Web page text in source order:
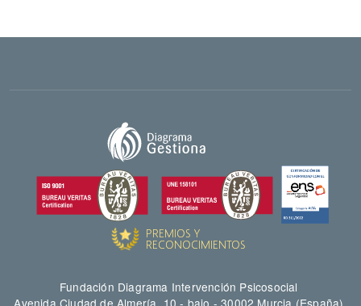
Fundación Diagrama Intervención Psicosocial
Avenida Ciudad de Almería, 10 - bajo - 30002 Murcia (España)